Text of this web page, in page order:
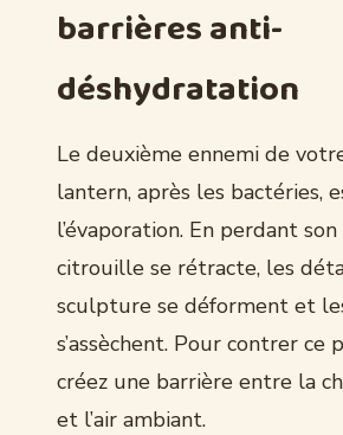
barrières anti-
déshydratation
Le deuxième ennemi de votre
lantern, après les bactéries,
l’évaporation. En perdant
citrouille se rétracte, les
sculpture se déforment et
s’assèchent. Pour contrer ce
créez une barrière entre la
et l’air ambiant.